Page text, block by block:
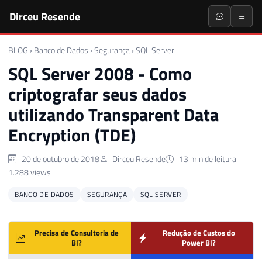
Dirceu Resende
BLOG › Banco de Dados ›Segurança ›SQL Server
SQL Server 2008 - Como
criptografar seus dados
utilizando Transparent Data
Encryption (TDE)
20 de outubro de 2018 Dirceu Resende
13 min de leitura
1.288 views
BANCO DE DADOS SEGURANÇA SQL SERVER
Precisa de Consultoria de
BI?
Redução de Custos do
Power BI?